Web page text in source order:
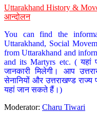
Uttarakhand History &
आन्दोलन
You can find the
Uttarakhand, Social
from Uttarakhand and
and its Martyrs etc. ( यहां
जानकारी मिलेगी। आप
सेनानियों और उत्तराखण्ड
यहां जान सकते हैं।)
Moderator: Charu Tiwari